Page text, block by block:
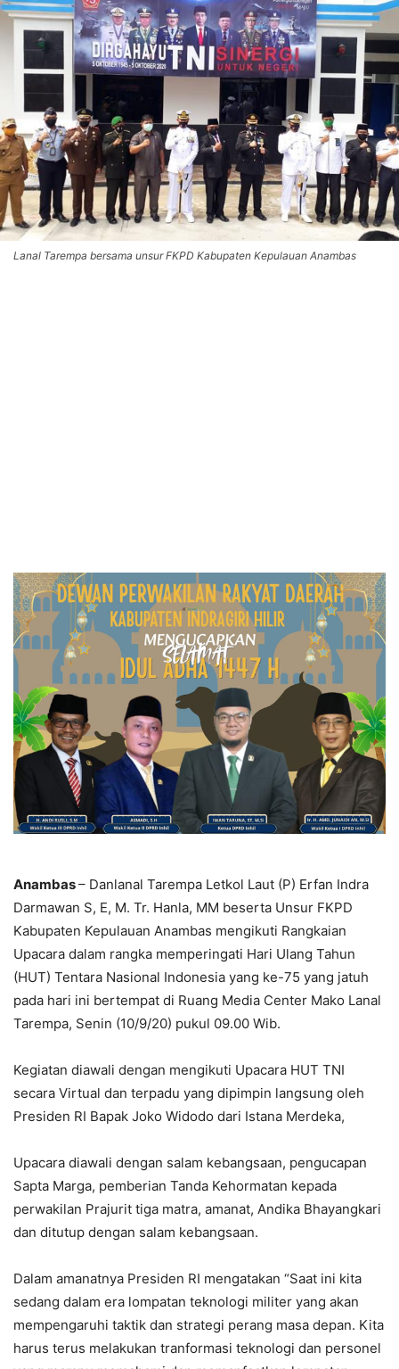
Lanal Tarempa bersama unsur FKPD Kabupaten Kepulauan Anambas
Anambas– Danlanal Tarempa Letkol Laut (P) Erfan Indra
Darmawan S, E, M. Tr. Hanla, MM beserta Unsur FKPD
Kabupaten Kepulauan Anambas mengikuti Rangkaian
Upacara dalam rangka memperingati Hari Ulang Tahun
(HUT) Tentara Nasional Indonesia yang ke-75 yang jatuh
pada hari ini bertempat di Ruang Media Center Mako Lanal
Tarempa, Senin (10/9/20) pukul 09.00 Wib.
Kegiatan diawali dengan mengikuti Upacara HUT TNI
secara Virtual dan terpadu yang dipimpin langsung oleh
Presiden RI Bapak Joko Widodo dari Istana Merdeka,
Upacara diawali dengan salam kebangsaan, pengucapan
Sapta Marga, pemberian Tanda Kehormatan kepada
perwakilan Prajurit tiga matra, amanat, Andika Bhayangkari
dan ditutup dengan salam kebangsaan.
Dalam amanatnya Presiden RI mengatakan “Saat ini kita
sedang dalam era lompatan teknologi militer yang akan
mempengaruhi taktik dan strategi perang masa depan. Kita
harus terus melakukan tranformasi teknologi dan personel